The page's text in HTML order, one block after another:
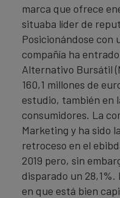
marca que ofrece
situaba líder de
Posicionándose
compañía ha
Alternativo Bursátil
160,1 millones de
estudio, también en
consumidores. La
Marketing y ha sido
retroceso en el
2019 pero, sin
disparado un
en que está bien